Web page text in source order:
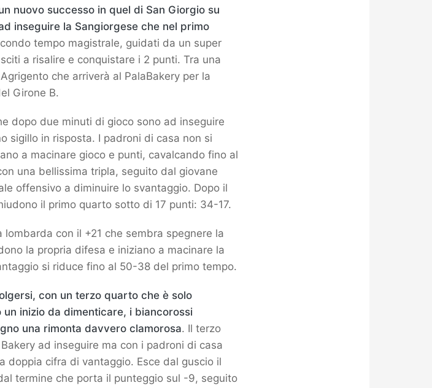
nuovo successo in quel di San Giorgio su
inseguire la Sangiorgese che nel primo
tempo magistrale, guidati da un super
a risalire e conquistare i 2 punti. Tra una
che arriverà al PalaBakery per la
Girone B.
dopo due minuti di gioco sono ad inseguire
sigillo in risposta. I padroni di casa non si
a macinare gioco e punti, cavalcando fino al
una bellissima tripla, seguito dal giovane
offensivo a diminuire lo svantaggio. Dopo il
il primo quarto sotto di 17 punti: 34-17.
con il +21 che sembra spegnere la
la propria difesa e iniziano a macinare la
si riduce fino al 50-38 del primo tempo.
con un terzo quarto che è solo
un inizio da dimenticare, i biancorossi
una rimonta davvero clamorosa. Il terzo
ad inseguire ma con i padroni di casa
doppia cifra di vantaggio. Esce dal guscio il
termine che porta il punteggio sul -9, seguito